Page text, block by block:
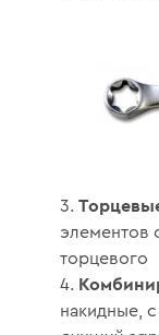
элементов
торцевого
накидные,